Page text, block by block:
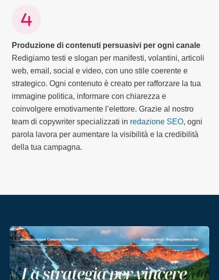
Produzione di contenuti persuasivi per ogni canale
Redigiamo testi e slogan per manifesti, volantini, articoli
web, email, social e video, con uno stile coerente e
strategico. Ogni contenuto è creato per rafforzare la tua
immagine politica, informare con chiarezza e
coinvolgere emotivamente l’elettore. Grazie al nostro
team di copywriter specializzati in redazione SEO, ogni
parola lavora per aumentare la visibilità e la credibilità
della tua campagna.